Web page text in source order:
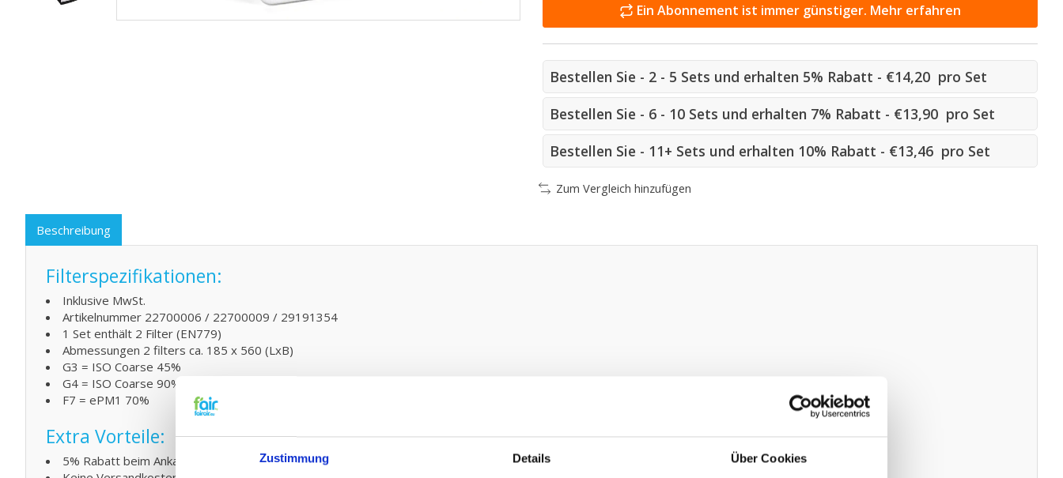
Zustimmung Details Über Cookies
Ein Abonnement ist immer günstiger. Mehr erfahren
Bestellen Sie - 2 - 5 Sets und erhalten 5% Rabatt - €14,20 pro Set
Bestellen Sie - 6 - 10 Sets und erhalten 7% Rabatt - €13,90 pro Set
Bestellen Sie - 11+ Sets und erhalten 10% Rabatt - €13,46 pro Set
Zum Vergleich hinzufügen
Beschreibung
Filterspezifikationen:
Inklusive MwSt.
Artikelnummer 22700006 / 22700009 / 29191354
1 Set enthält 2 Filter (EN779)
Abmessungen 2 filters ca. 185 x 560 (LxB)
G3 = ISO Coarse 45%
G4 = ISO Coarse 90%
F7 = ePM1 70%
Extra Vorteile:
5% Rabatt beim Ankauf von 2 oder mehreren Produkten